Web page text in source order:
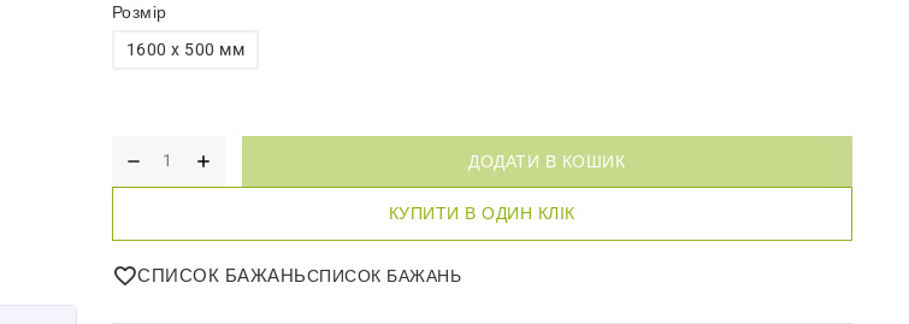
Розмір
1600 x 500 мм
ДОДАТИ В КОШИК
КУПИТИ В ОДИН КЛІК
СПИСОК БАЖАНЬ